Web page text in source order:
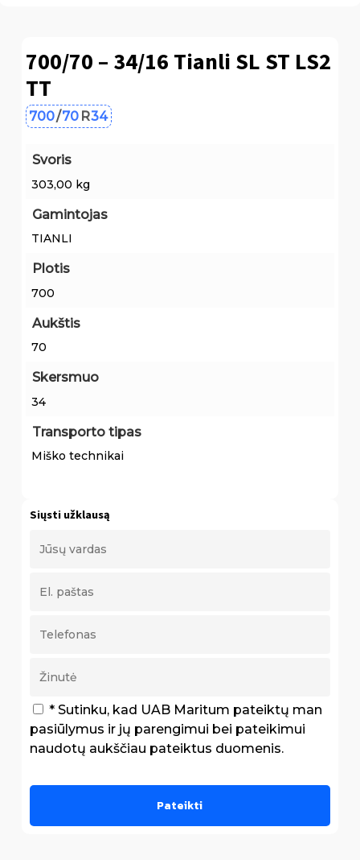
700/70 – 34/16 Tianli SL ST LS2
TT
700/70 R34
Svoris
303,00 kg
Gamintojas
TIANLI
Plotis
700
Aukštis
70
Skersmuo
34
Transporto tipas
Miško technikai
Siųsti užklausą
* Sutinku, kad UAB Maritum pateiktų man
pasiūlymus ir jų parengimui bei pateikimui
naudotų aukščiau pateiktus duomenis.